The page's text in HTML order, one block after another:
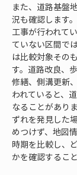
また、道路基盤
況も確認します
工事が行われて
ていない区間で
は比較対象その
す。道路改良、
修繕、側溝更新
われていると、
なることがあり
ずれを発見した
めつけず、地図
時期を比較し、
かを確認するこ